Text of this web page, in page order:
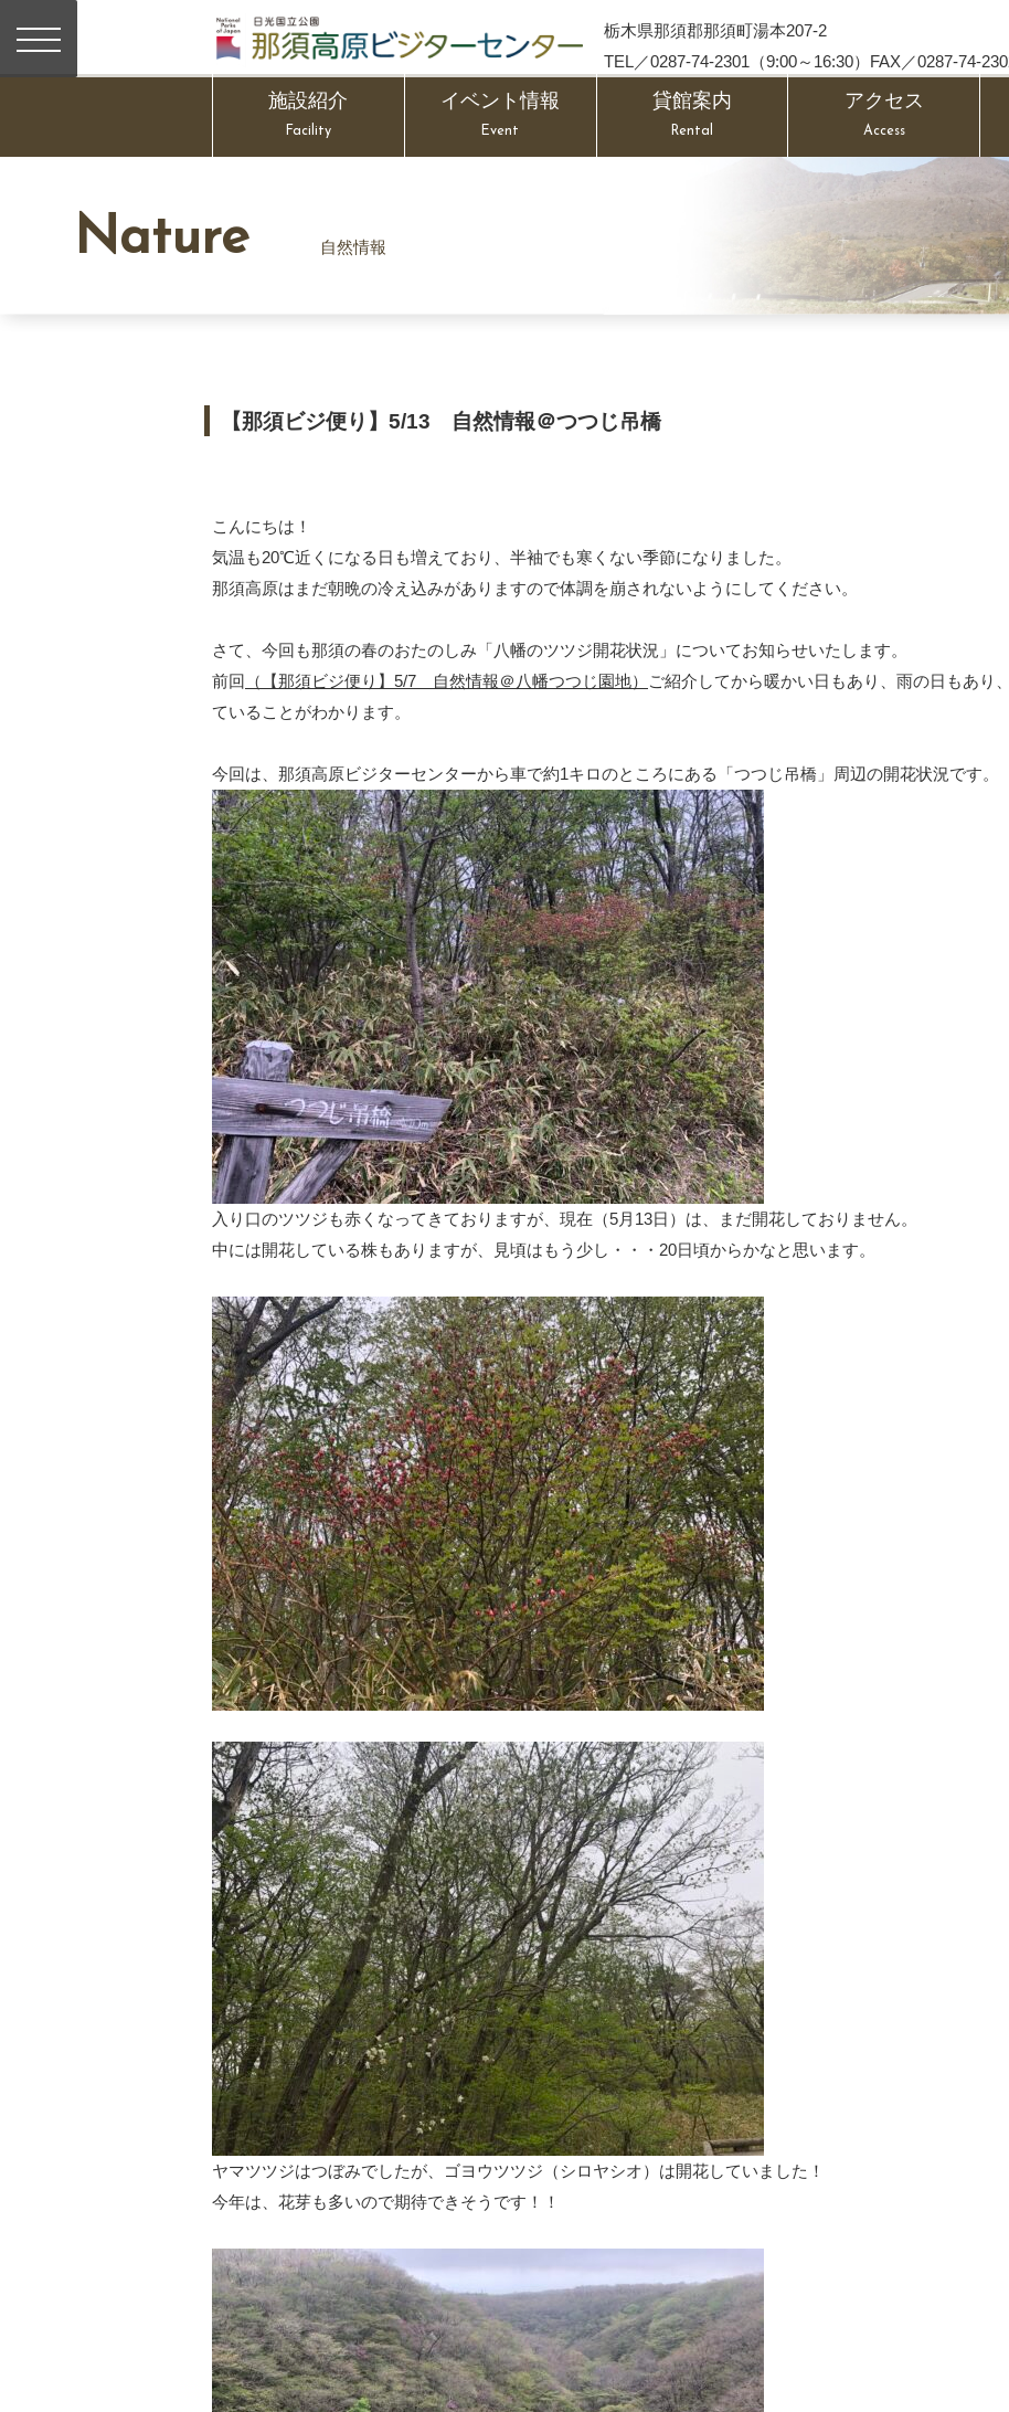
栃木県那須郡那須町湯本207-2
TEL／0287-74-2301（9:00～16:30）FAX／0287-74-
施設紹介
Facility
イベント情報
Event
貸館案内
Rental
アクセス
Access
Nature 自然情報
【那須ビジ便り】5/13 自然情報＠つつじ吊橋
こんにちは！
気温も20℃近くになる日も増えており、半袖でも寒くない季節になりました。
那須高原はまだ朝晩の冷え込みがありますので体調を崩されないようにしてください。
さて、今回も那須の春のおたのしみ「八幡のツツジ開花状況」についてお知らせいたします。
前回
（ 【那須ビジ便り】5/7 自然情報＠八幡つつじ園地）
ご紹介してから暖かい日もあり、雨の日もあり
ていることがわかります。
今回は、那須高原ビジターセンターから車で約1キロのところにある「つつじ吊橋」周辺の開花状況です。
入り口のツツジも赤くなってきておりますが、現在（5月13日）は、まだ開花しておりません。
中には開花している株もありますが、見頃はもう少し・・・20日頃からかなと思います。
ヤマツツジはつぼみでしたが、ゴヨウツツジ（シロヤシオ）は開花していました！
今年は、花芽も多いので期待できそうです！！